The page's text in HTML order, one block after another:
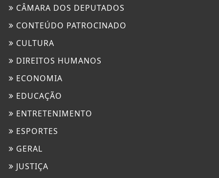
CÂMARA DOS DEPUTADOS
CONTEÚDO PATROCINADO
CULTURA
DIREITOS HUMANOS
ECONOMIA
EDUCAÇÃO
ENTRETENIMENTO
ESPORTES
GERAL
JUSTIÇA